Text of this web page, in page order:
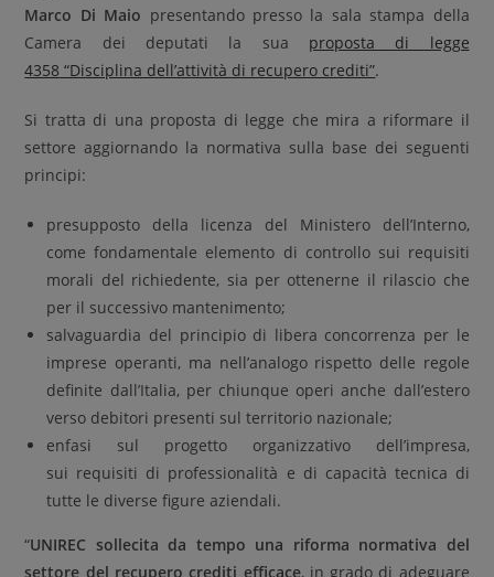
Marco Di Maio presentando presso la sala stampa della
Camera dei deputati la sua proposta di legge
4358 “Disciplina dell’attività di recupero crediti”.
Si tratta di una proposta di legge che mira a riformare il
settore aggiornando la normativa sulla base dei seguenti
principi:
presupposto della licenza del Ministero dell’Interno,
come fondamentale elemento di controllo sui requisiti
morali del richiedente, sia per ottenerne il rilascio che
per il successivo mantenimento;
salvaguardia del principio di libera concorrenza per le
imprese operanti, ma nell’analogo rispetto delle regole
definite dall’Italia, per chiunque operi anche dall’estero
verso debitori presenti sul territorio nazionale;
enfasi sul progetto organizzativo dell’impresa,
sui requisiti di professionalità e di capacità tecnica di
tutte le diverse figure aziendali.
“UNIREC sollecita da tempo una riforma normativa del
settore del recupero crediti efficace, in grado di adeguare